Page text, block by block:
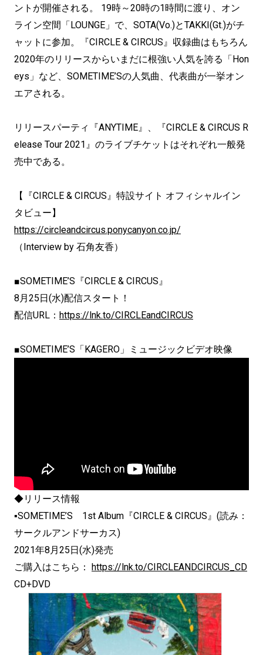
ントが開催される。 19時～20時の1時間に渡り、オン
ライン空間「LOUNGE」で、SOTA(Vo.)とTAKKI(Gt.)がチ
ャットに参加。『CIRCLE & CIRCUS』収録曲はもちろん
2020年のリリースからいまだに根強い人気を誇る「Hon
eys」など、SOMETIME’Sの人気曲、代表曲が一挙オン
エアされる。
リリースパーティ『ANYTIME』、『CIRCLE & CIRCUS R
elease Tour 2021』のライブチケットはそれぞれ一般発
売中である。
【『CIRCLE & CIRCUS』特設サイト オフィシャルイン
タビュー】
https://circleandcircus.ponycanyon.co.jp/
（Interview by 石角友香）
■SOMETIME’S『CIRCLE & CIRCUS』
8月25日(水)配信スタート！
配信URL： https://lnk.to/CIRCLEandCIRCUS
■SOMETIME’S「KAGERO」ミュージックビデオ映像
◆リリース情報
▪SOMETIME’S 1st Album『CIRCLE & CIRCUS』(読み：
サークルアンドサーカス)
2021年8月25日(水)発売
ご購入はこちら： https://lnk.to/CIRCLEANDCIRCUS_CD
CD+DVD